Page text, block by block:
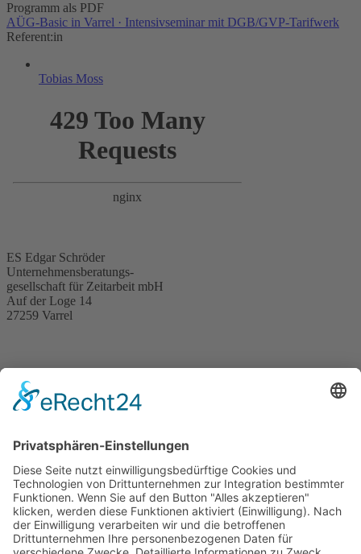
Programm als PDF
AÜG-Basic in Varrel · Intensivseminar mit DGB/GVP-Tarifwerk
Referent:in
Tobias Moss
ES Edgar Schröder
Unternehmensberatungs-
gesellschaft für Zeitarbeit mbH
Auf der Loge 14
27259 Varrel
Karriere
Impressum
Seminare
Kontakt
Teilnahmebedingungen
Stornierung
Cookie-Einstellungen